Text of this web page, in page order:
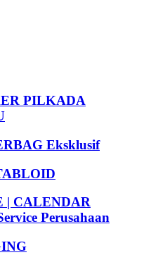
PILKADA
Eksklusif
| CALENDAR
Perusahaan